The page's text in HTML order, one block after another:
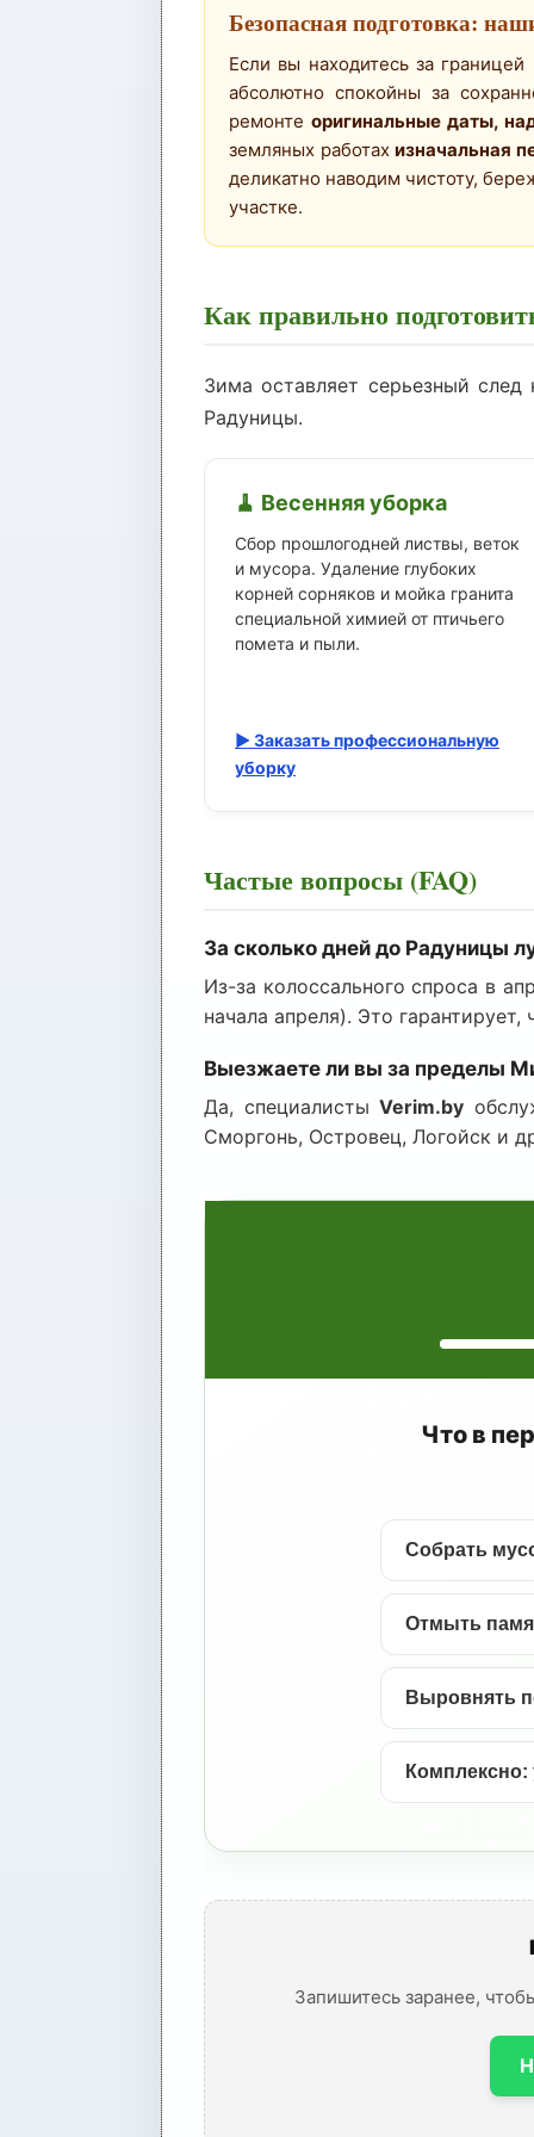
Безопасная подготовка:
Если вы находитесь за
абсолютно спокойны за
ремонте оригинальные даты,
земляных работахизначальная
деликатно наводим чистоту,
участке.
Как правильно
Зима оставляет серьезный
Радуницы.
🧹 Весенняя уборка
Сбор прошлогодней листвы, веток
и мусора. Удаление глубоких
корней сорняков и мойка гранита
специальной химией от птичьего
помета и пыли.
▶ Заказать профессиональную
уборку
Частые вопросы (FAQ)
За сколько дней до Радуницы
Из-за колоссального спроса в
начала апреля). Это
Выезжаете ли вы за пределы
Да, специалистыVerim.by
Сморгонь, Островец, Логойск и
Что в
Собрать
Отмыть
Выровнять
Комплексно:
Запишитесь заранее,